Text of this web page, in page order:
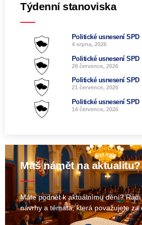
Týdenní stanoviska
Politické usnesení SPD
4 srpna, 2026
Politické usnesení SPD
28 července, 2026
Politické usnesení SPD
21 července, 2026
Politické usnesení SPD
14 července, 2026
Máš námět na aktualitu?
Máte podnět k aktuálnímu dění?
návrhy a témata, která považujete za